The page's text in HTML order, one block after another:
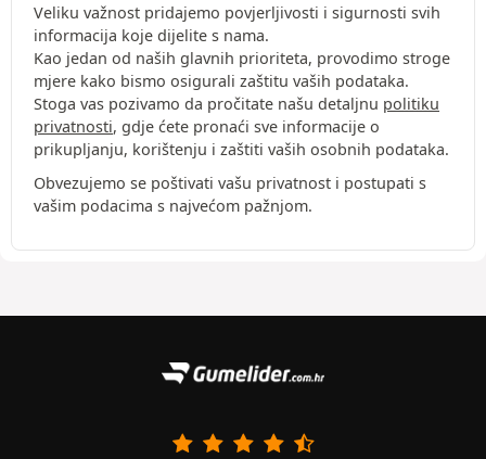
Veliku važnost pridajemo povjerljivosti i sigurnosti svih
informacija koje dijelite s nama.
Kao jedan od naših glavnih prioriteta, provodimo stroge
mjere kako bismo osigurali zaštitu vaših podataka.
Stoga vas pozivamo da pročitate našu detaljnu politiku
privatnosti, gdje ćete pronaći sve informacije o
prikupljanju, korištenju i zaštiti vaših osobnih podataka.
Obvezujemo se poštivati vašu privatnost i postupati s
vašim podacima s najvećom pažnjom.